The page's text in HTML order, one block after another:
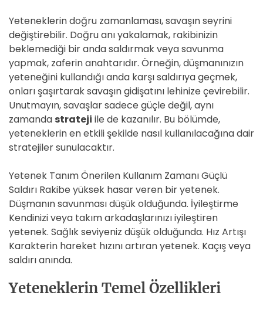
Yeteneklerin doğru zamanlaması, savaşın seyrini
değiştirebilir. Doğru anı yakalamak, rakibinizin
beklemediği bir anda saldırmak veya savunma
yapmak, zaferin anahtarıdır. Örneğin, düşmanınızın
yeteneğini kullandığı anda karşı saldırıya geçmek,
onları şaşırtarak savaşın gidişatını lehinize çevirebilir.
Unutmayın, savaşlar sadece güçle değil, aynı
zamanda strateji ile de kazanılır. Bu bölümde,
yeteneklerin en etkili şekilde nasıl kullanılacağına dair
stratejiler sunulacaktır.
Yetenek Tanım Önerilen Kullanım Zamanı Güçlü
Saldırı Rakibe yüksek hasar veren bir yetenek.
Düşmanın savunması düşük olduğunda. İyileştirme
Kendinizi veya takım arkadaşlarınızı iyileştiren
yetenek. Sağlık seviyeniz düşük olduğunda. Hız Artışı
Karakterin hareket hızını artıran yetenek. Kaçış veya
saldırı anında.
Yeteneklerin Temel Özellikleri